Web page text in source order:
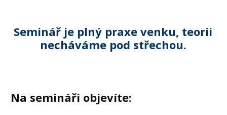
Seminář je plný praxe venku, teorii
necháváme pod střechou.
Na semináři objevíte: